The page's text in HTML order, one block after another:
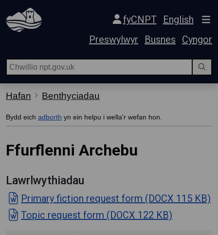
Hepgor gwe-lywio
fyCNPT
English
Preswylwyr
Busnes Cyngor
Hafan Benthyciadau
Bydd eich adborth yn ein helpu i wella'r wefan hon.
Ffurflenni Archebu
Lawrlwythiadau
Primary fiction request form (DOCX 115 KB)
Topic request form (DOCX 122 KB)